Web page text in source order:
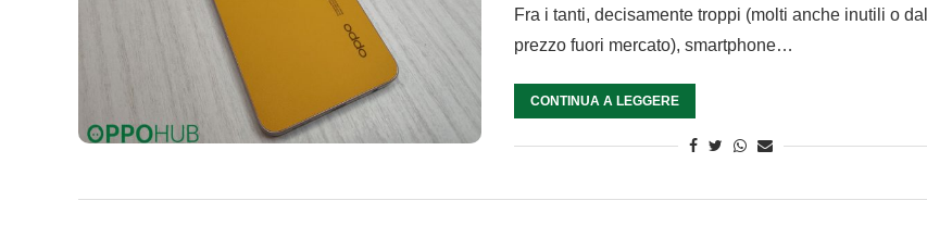
Fra i tanti, decisamente troppi (molti anche inutili o dal
prezzo fuori mercato), smartphone…
CONTINUA A LEGGERE